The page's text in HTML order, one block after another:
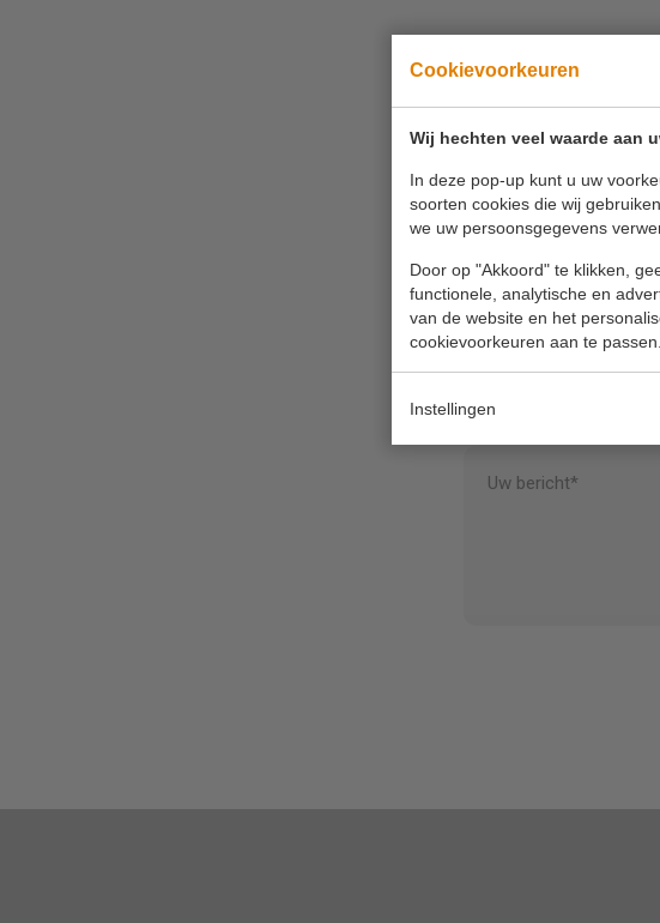
Cookievoorkeuren
Wij hechten veel waarde aan
In deze pop-up kunt u uw
soorten cookies die wij
we uw persoonsgegevens
Door op "Akkoord" te klikken,
functionele, analytische en
van de website en het
cookievoorkeuren aan te passen.
Instellingen
Uw naam*
Uw telefoonnummer
Uw bericht*